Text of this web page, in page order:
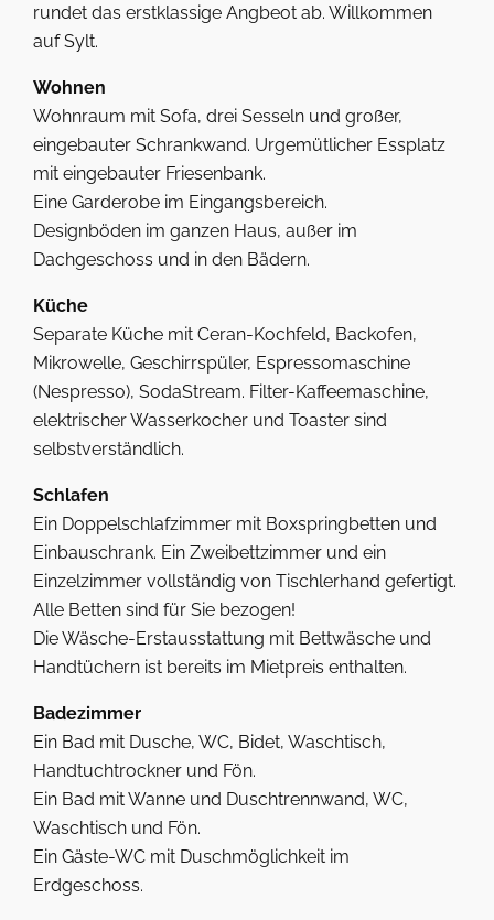
rundet das erstklassige Angbeot ab. Willkommen
auf Sylt.
Wohnen
Wohnraum mit Sofa, drei Sesseln und großer,
eingebauter Schrankwand. Urgemütlicher Essplatz
mit eingebauter Friesenbank.
Eine Garderobe im Eingangsbereich.
Designböden im ganzen Haus, außer im
Dachgeschoss und in den Bädern.
Küche
Separate Küche mit Ceran-Kochfeld, Backofen,
Mikrowelle, Geschirrspüler, Espressomaschine
(Nespresso), SodaStream. Filter-Kaffeemaschine,
elektrischer Wasserkocher und Toaster sind
selbstverständlich.
Schlafen
Ein Doppelschlafzimmer mit Boxspringbetten und
Einbauschrank. Ein Zweibettzimmer und ein
Einzelzimmer vollständig von Tischlerhand gefertigt.
Alle Betten sind für Sie bezogen!
Die Wäsche-Erstausstattung mit Bettwäsche und
Handtüchern ist bereits im Mietpreis enthalten.
Badezimmer
Ein Bad mit Dusche, WC, Bidet, Waschtisch,
Handtuchtrockner und Fön.
Ein Bad mit Wanne und Duschtrennwand, WC,
Waschtisch und Fön.
Ein Gäste-WC mit Duschmöglichkeit im
Erdgeschoss.